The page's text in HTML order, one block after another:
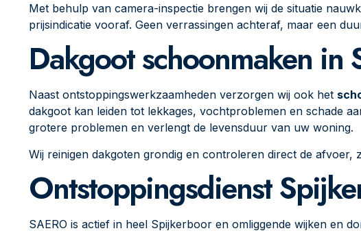
Met behulp van camera-inspectie brengen wij de situatie
prijsindicatie vooraf. Geen verrassingen achteraf, maar een
Dakgoot schoonmaken in
Naast ontstoppingswerkzaamheden verzorgen wij ook het
dakgoot kan leiden tot lekkages, vochtproblemen en schade
grotere problemen en verlengt de levensduur van uw woning.
Wij reinigen dakgoten grondig en controleren direct de
Ontstoppingsdienst
SAERO is actief in heel Spijkerboor en omliggende wijken en